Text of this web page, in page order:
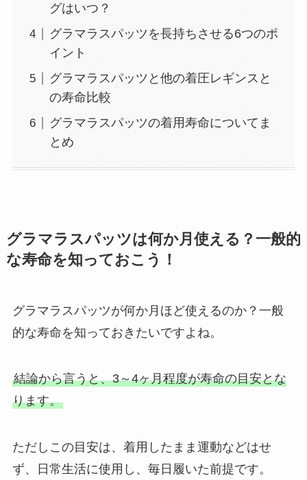
グはいつ？
グラマラスパッツを長持ちさせる6つのポ
イント
グラマラスパッツと他の着圧レギンスと
の寿命比較
グラマラスパッツの着用寿命についてま
とめ
グラマラスパッツは何か月使える？一般的
な寿命を知っておこう！
グラマラスパッツが何か月ほど使えるのか？一般
的な寿命を知っておきたいですよね。
結論から言うと、3～4ヶ月程度が寿命の目安とな
ります。
ただしこの目安は、着用したまま運動などはせ
ず、日常生活に使用し、毎日履いた前提です。